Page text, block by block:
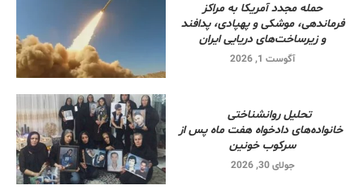
حمله مجدد آمریکا به مراکز
فرماندهی، موشکی و پهپادی، پدافند
و زیرساخت‌های دریایی ایران
آگوست 1, 2026
تحلیل روانشناختی
خانواده‌های دادخواه هفت ماه پس از
سرکوب خونین
جولای 30, 2026